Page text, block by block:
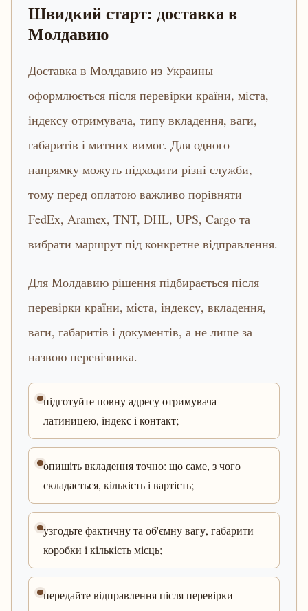
Швидкий старт: доставка в
Молдавию
Доставка в Молдавию из Украины
оформлюється після перевірки країни, міста,
індексу отримувача, типу вкладення, ваги,
габаритів і митних вимог. Для одного
напрямку можуть підходити різні служби,
тому перед оплатою важливо порівняти
FedEx, Aramex, TNT, DHL, UPS, Cargo та
вибрати маршрут під конкретне відправлення.
Для Молдавию рішення підбирається після
перевірки країни, міста, індексу, вкладення,
ваги, габаритів і документів, а не лише за
назвою перевізника.
підготуйте повну адресу отримувача
латиницею, індекс і контакт;
опишіть вкладення точно: що саме, з чого
складається, кількість і вартість;
узгодьте фактичну та об'ємну вагу, габарити
коробки і кількість місць;
передайте відправлення після перевірки